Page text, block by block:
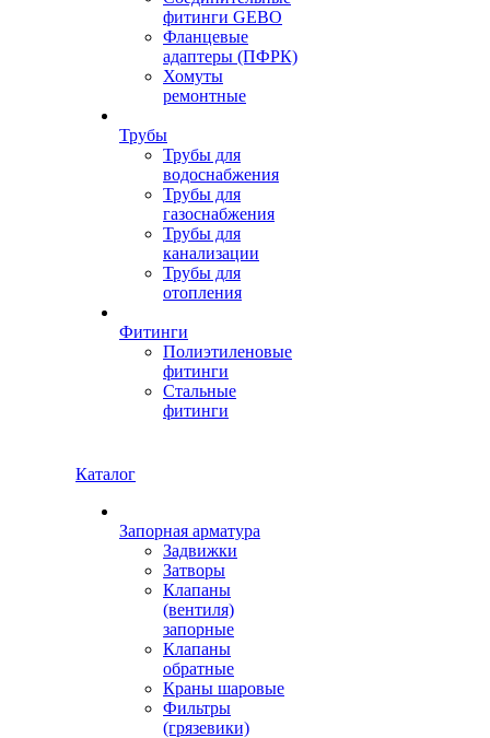
фитинги GEBO
Фланцевые
адаптеры (ПФРК)
Хомуты
ремонтные
Трубы
Трубы для
водоснабжения
Трубы для
газоснабжения
Трубы для
канализации
Трубы для
отопления
Фитинги
Полиэтиленовые
фитинги
Стальные
фитинги
Каталог
Запорная арматура
Задвижки
Затворы
Клапаны
(вентиля)
запорные
Клапаны
обратные
Краны шаровые
Фильтры
(грязевики)